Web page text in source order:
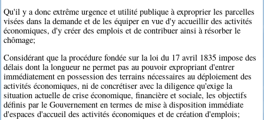
Qu'il y a donc extrême urgence et utilité publique à exproprier les parcelles
visées dans la demande et de les équiper en vue d'y accueillir des activités
économiques, d'y créer des emplois et de contribuer ainsi à résorber le
chômage;
Considérant que la procédure fondée sur la loi du 17 avril 1835 impose des
délais dont la longueur ne permet pas au pouvoir expropriant d'entrer
immédiatement en possession des terrains nécessaires au déploiement des
activités économiques, ni de concrétiser avec la diligence qu'exige la
situation actuelle de crise économique, financière et sociale, les objectifs
définis par le Gouvernement en termes de mise à disposition immédiate
d'espaces d'accueil des activités économiques et de création d'emplois;